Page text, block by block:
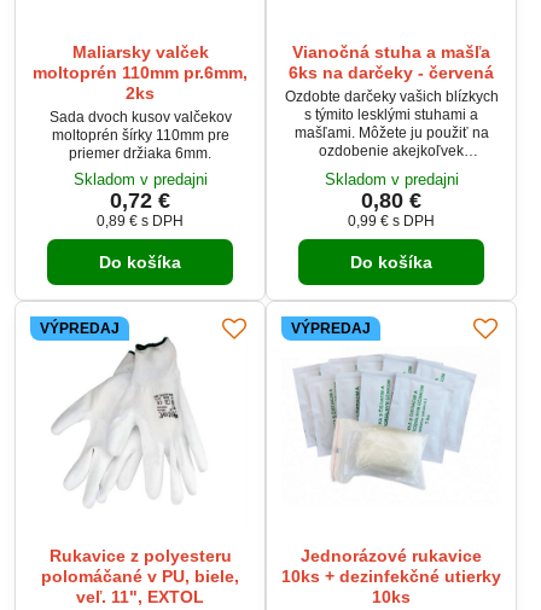
Maliarsky valček
moltoprén 110mm pr.6mm,
2ks
Sada dvoch kusov valčekov
moltoprén šírky 110mm pre
priemer držiaka 6mm.
Skladom v predajni
0,72 €
0,89 € s DPH
Do košíka
Vianočná stuha a mašľa
6ks na darčeky - červená
Ozdobte darčeky vašich blízkych
s týmito lesklými stuhami a
mašľami. Môžete ju použiť na
ozdobenie akejkoľvek
viazanie kytíc. V jednom balení
nájdete 6 ks mašlí a 1 stuhu.
Skladom v predajni
0,80 €
0,99 € s DPH
Do košíka
VÝPREDAJ
Rukavice z polyesteru
polomáčané v PU, biele,
veľ. 11", EXTOL
VÝPREDAJ
Jednorázové rukavice
10ks + dezinfekčné utierky
10ks